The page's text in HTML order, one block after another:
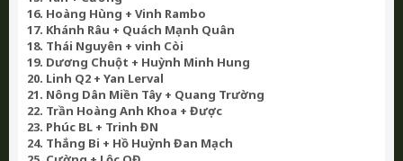
16. Hoàng Hùng + Vinh Rambo
17. Khánh Râu + Quách Mạnh Quân
18. Thái Nguyên + vinh Còi
19. Dương Chuột + Huỳnh Minh Hung
20. Linh Q2 + Yan Lerval
21. Nông Dân Miền Tây + Quang Trường
22. Trần Hoàng Anh Khoa + Được
23. Phúc BL + Trinh ĐN
24. Thắng Bi + Hồ Huỳnh Đan Mạch